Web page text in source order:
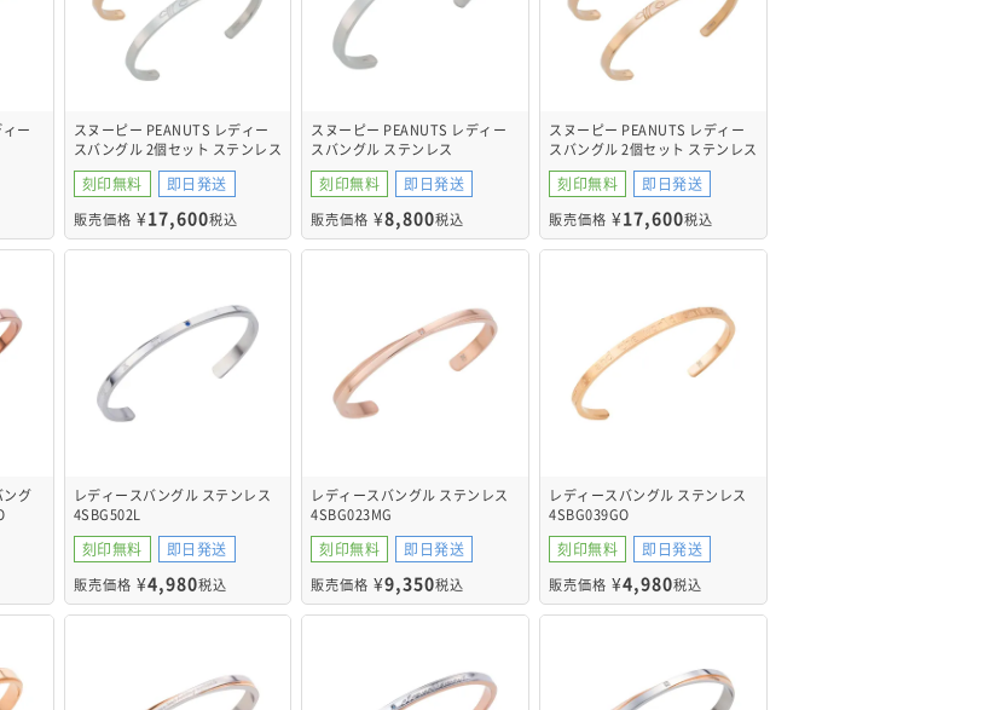
ィー
スヌーピー PEANUTS レディー
スバングル 2個セット ステンレス
PNST003GO&PNST003SV
刻印無料 即日発送
販売価格 ¥17,600税込
スヌーピー PEANUTS レディー
スバングル ステンレス
PNST003SV
刻印無料 即日発送
販売価格 ¥8,800税込
スヌーピー PEANUTS レディー
スバングル 2個セット ステンレス
PNST003GO&PNST003GO
刻印無料 即日発送
販売価格 ¥17,600税込
ング
レディースバングル ステンレス
4SBG502L
刻印無料 即日発送
販売価格 ¥4,980税込
レディースバングル ステンレス
4SBG023MG
刻印無料 即日発送
販売価格 ¥9,350税込
レディースバングル ステンレス
4SBG039GO
刻印無料 即日発送
販売価格 ¥4,980税込